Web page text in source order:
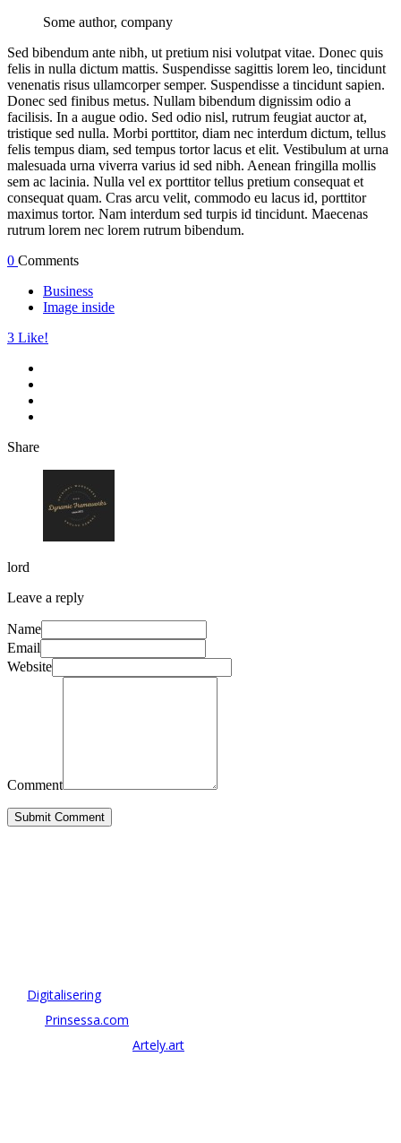
Some author, company
Sed bibendum ante nibh, ut pretium nisi volutpat vitae. Donec quis
felis in nulla dictum mattis. Suspendisse sagittis lorem leo, tincidunt
venenatis risus ullamcorper semper. Suspendisse a tincidunt sapien.
Donec sed finibus metus. Nullam bibendum dignissim odio a
facilisis. In a augue odio. Sed odio nisl, rutrum feugiat auctor at,
tristique sed nulla. Morbi porttitor, diam nec interdum dictum, tellus
felis tempus diam, sed tempus tortor lacus et elit. Vestibulum at urna
malesuada urna viverra varius id sed nibh. Aenean fringilla mollis
sem ac lacinia. Nulla vel ex porttitor tellus pretium consequat et
consequat quam. Cras arcu velit, commodo eu lacus id, porttitor
maximus tortor. Nam interdum sed turpis id tincidunt. Maecenas
rutrum lorem nec lorem rutrum bibendum.
0 Comments
Business
Image inside
3 Like!
Share
lord
Leave a reply
Name
Email
Website
Comment
Submit Comment
Digitalisering
Prinsessa.com
Artely.art